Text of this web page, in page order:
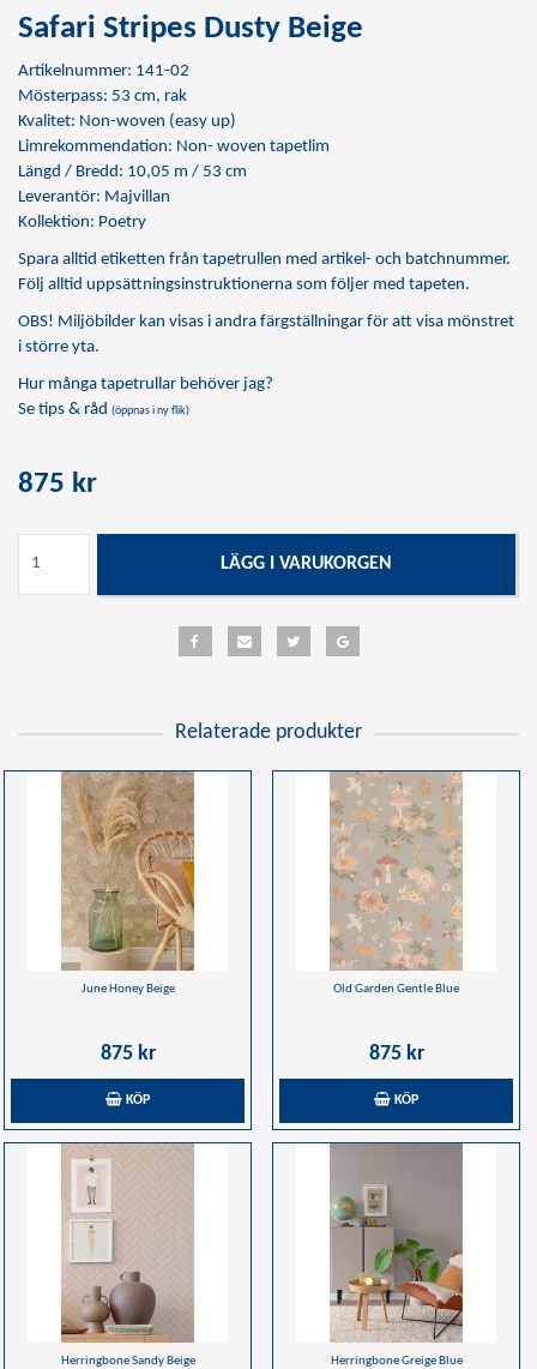
Safari Stripes Dusty Beige
Artikelnummer: 141-02
Mösterpass: 53 cm, rak
Kvalitet: Non-woven (easy up)
Limrekommendation: Non- woven tapetlim
Längd / Bredd: 10,05 m / 53 cm
Leverantör: Majvillan
Kollektion: Poetry
Spara alltid etiketten från tapetrullen med artikel- och batchnummer.
Följ alltid uppsättningsinstruktionerna som följer med tapeten.
OBS! Miljöbilder kan visas i andra färgställningar för att visa mönstret
i större yta.
Hur många tapetrullar behöver jag?
Se tips & råd (öppnas i ny flik)
875 kr
LÄGG I VARUKORGEN
Relaterade produkter
June Honey Beige
875 kr
KÖP
Old Garden Gentle Blue
875 kr
KÖP
Herringbone Sandy Beige Herringbone Greige Blue